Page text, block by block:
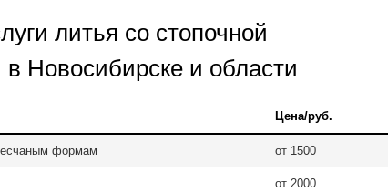
литья со стопочной
Новосибирске и области
Цена/руб.
формам от 1500
от 2000